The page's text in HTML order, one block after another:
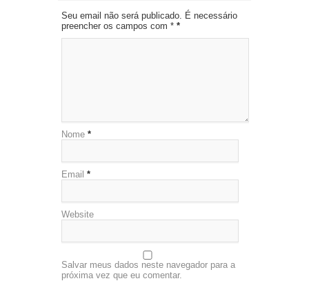
Seu email não será publicado. É necessário
preencher os campos com * *
Nome *
Email *
Website
Salvar meus dados neste navegador para a
próxima vez que eu comentar.